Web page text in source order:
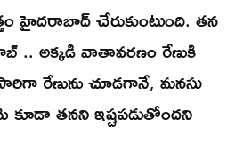
హైదరాబాద్ చేరుకుంటుంది. తన
.. అక్కడి వాతావరణం రేణుకి
రేణును చూడగానే, మనసు
కూడా తనని ఇష్టపడుతోందని